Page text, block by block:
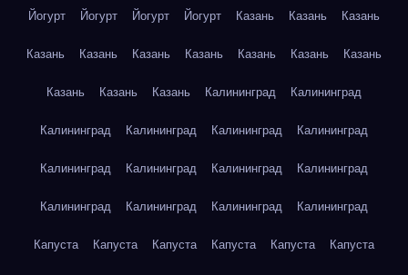
Йогурт Йогурт Йогурт Йогурт Казань Казань Казань
Казань Казань Казань Казань Казань Казань Казань
Казань Казань Казань Калининград Калининград
Калининград Калининград Калининград Калининград
Калининград Калининград Калининград Калининград
Калининград Калининград Калининград Калининград
Капуста Капуста Капуста Капуста Капуста Капуста